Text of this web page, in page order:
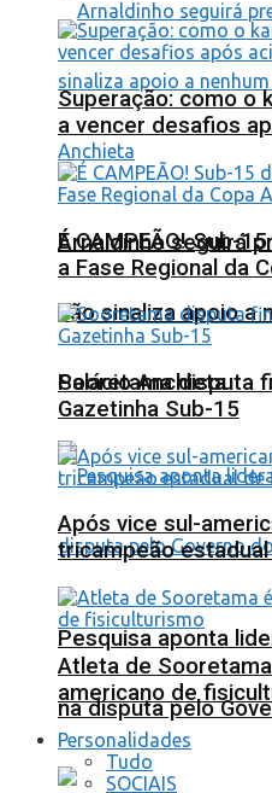
Arnaldinho seguirá
não sinaliza apoio a
Palácio Anchieta
Pesquisa aponta
na disputa pelo
Superação: como o
a vencer desafios
É CAMPEÃO! Sub-
a Fase Regional da
Sooretama disputa
Gazetinha Sub-15
Após vice sul-
tricampeão
Atleta de
americano de
Personalidades
Tudo
SOCIAIS